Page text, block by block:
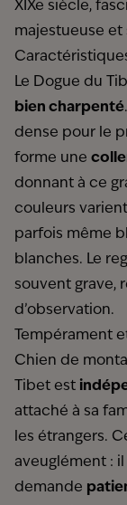
XIXe siècle,
majestueuse
Le Dogue du
bien charpenté
dense pour le
forme une
donnant à ce
couleurs
parfois même
blanches. Le
souvent grave,
d’observation.
Tempérament
Chien de
Tibet est
attaché à sa
les étrangers.
aveuglément : il
demande